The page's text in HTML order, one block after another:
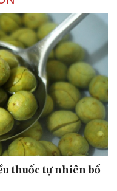
thuốc tự nhiên bổ